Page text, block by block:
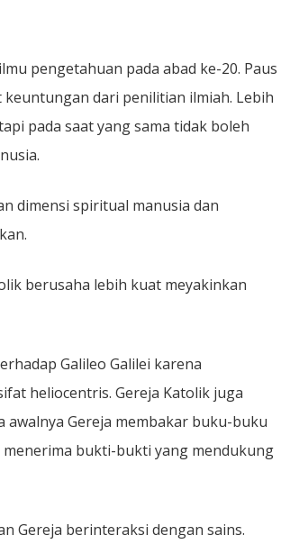
pengetahuan pada abad ke-20. Paus
dari penilitian ilmiah. Lebih
pada saat yang sama tidak boleh
dimensi spiritual manusia dan
berusaha lebih kuat meyakinkan
Galileo Galilei karena
heliocentris. Gereja Katolik juga
awalnya Gereja membakar buku-buku
bukti-bukti yang mendukung
Gereja berinteraksi dengan sains.